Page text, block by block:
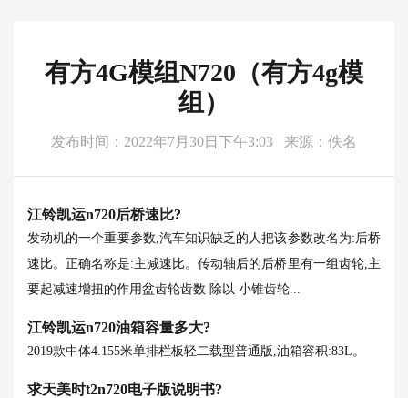
有方4G模组N720（有方4g模
组）
发布时间：2022年7月30日下午3:03 来源：佚名
江铃凯运n720后桥速比?
发动机的一个重要参数,汽车知识缺乏的人把该参数改名为:后桥
速比。正确名称是:主减速比。传动轴后的后桥里有一组齿轮,主
要起减速增扭的作用盆齿轮齿数 除以 小锥齿轮...
江铃凯运n720油箱容量多大?
2019款中体4.155米单排栏板轻二载型普通版,油箱容积:83L。
求天美时t2n720电子版说明书?